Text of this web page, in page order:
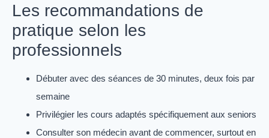
Les recommandations de
pratique selon les
professionnels
Débuter avec des séances de 30 minutes, deux fois par
semaine
Privilégier les cours adaptés spécifiquement aux seniors
Consulter son médecin avant de commencer, surtout en